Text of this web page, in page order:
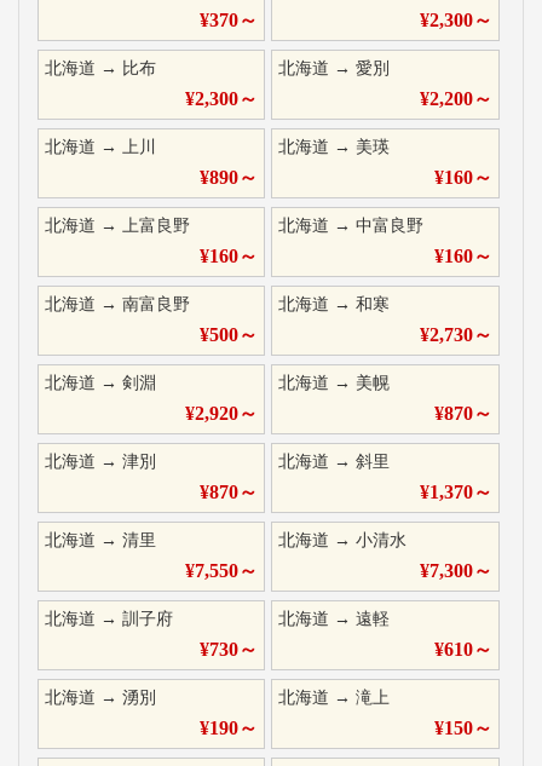
¥370～ ¥2,300～
北海道 → 比布
¥2,300～
北海道 →愛別
¥2,200～
北海道 → 上川
¥890～
北海道 → 美瑛
¥160～
北海道 → 上富良野
¥160～
北海道 →中富良野
¥160～
北海道 → 南富良野
¥500～
北海道 →和寒
¥2,730～
北海道 → 剣淵
¥2,920～
北海道 → 美幌
¥870～
北海道 → 津別
¥870～
北海道 →斜里
¥1,370～
北海道 → 清里
¥7,550～
北海道 →小清水
¥7,300～
北海道 → 訓子府
¥730～
北海道 →遠軽
¥610～
北海道 → 湧別
¥190～
北海道 →滝上
¥150～